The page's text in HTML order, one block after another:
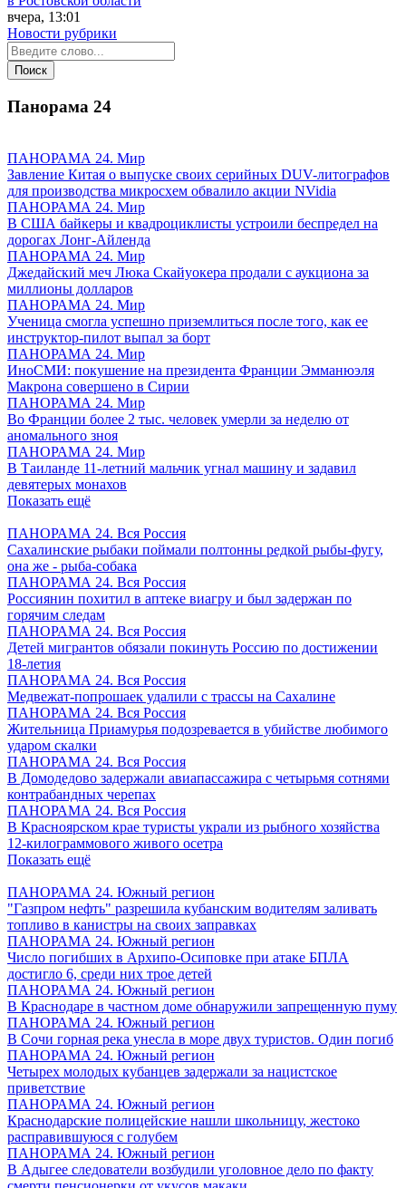
вчера, 13:01
Новости рубрики
Панорама 24
ПАНОРАМА 24. Мир
Завление Китая о выпуске своих серийных DUV-литографов
для производства микросхем обвалило акции NVidia
ПАНОРАМА 24. Мир
В США байкеры и квадроциклисты устроили беспредел на
дорогах Лонг-Айленда
ПАНОРАМА 24. Мир
Джедайский меч Люка Скайуокера продали с аукциона за
миллионы долларов
ПАНОРАМА 24. Мир
Ученица смогла успешно приземлиться после того, как ее
инструктор-пилот выпал за борт
ПАНОРАМА 24. Мир
ИноСМИ: покушение на президента Франции Эмманюэля
Макрона совершено в Сирии
ПАНОРАМА 24. Мир
Во Франции более 2 тыс. человек умерли за неделю от
аномального зноя
ПАНОРАМА 24. Мир
В Таиланде 11-летний мальчик угнал машину и задавил
девятерых монахов
Показать ещё
ПАНОРАМА 24. Вся Россия
Сахалинские рыбаки поймали полтонны редкой рыбы-фугу,
она же - рыба-собака
ПАНОРАМА 24. Вся Россия
Россиянин похитил в аптеке виагру и был задержан по
горячим следам
ПАНОРАМА 24. Вся Россия
Детей мигрантов обязали покинуть Россию по достижении
18-летия
ПАНОРАМА 24. Вся Россия
Медвежат-попрошаек удалили с трассы на Сахалине
ПАНОРАМА 24. Вся Россия
Жительница Приамурья подозревается в убийстве любимого
ударом скалки
ПАНОРАМА 24. Вся Россия
В Домодедово задержали авиапассажира с четырьмя сотнями
контрабандных черепах
ПАНОРАМА 24. Вся Россия
В Красноярском крае туристы украли из рыбного хозяйства
12-килограммового живого осетра
Показать ещё
ПАНОРАМА 24. Южный регион
"Газпром нефть" разрешила кубанским водителям заливать
топливо в канистры на своих заправках
ПАНОРАМА 24. Южный регион
Число погибших в Архипо-Осиповке при атаке БПЛА
достигло 6, среди них трое детей
ПАНОРАМА 24. Южный регион
В Краснодаре в частном доме обнаружили запрещенную пуму
ПАНОРАМА 24. Южный регион
В Сочи горная река унесла в море двух туристов. Один погиб
ПАНОРАМА 24. Южный регион
Четырех молодых кубанцев задержали за нацистское
приветствие
ПАНОРАМА 24. Южный регион
Краснодарские полицейские нашли школьницу, жестоко
расправившуюся с голубем
ПАНОРАМА 24. Южный регион
В Адыгее следователи возбудили уголовное дело по факту